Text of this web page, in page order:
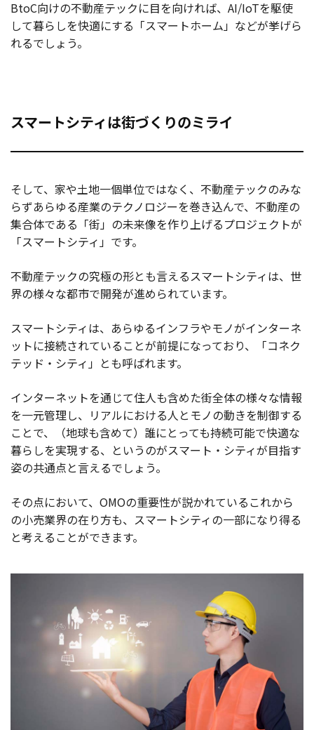
BtoC向けの不動産テックに目を向ければ、AI/IoTを駆使
して暮らしを快適にする「スマートホーム」などが挙げら
れるでしょう。
スマートシティは街づくりのミライ
そして、家や土地一個単位ではなく、不動産テックのみな
らずあらゆる産業のテクノロジーを巻き込んで、不動産の
集合体である「街」の未来像を作り上げるプロジェクトが
「スマートシティ」です。
不動産テックの究極の形とも言えるスマートシティは、世
界の様々な都市で開発が進められています。
スマートシティは、あらゆるインフラやモノがインターネ
ットに接続されていることが前提になっており、「コネク
テッド・シティ」とも呼ばれます。
インターネットを通じて住人も含めた街全体の様々な情報
を一元管理し、リアルにおける人とモノの動きを制御する
ことで、（地球も含めて）誰にとっても持続可能で快適な
暮らしを実現する、というのがスマート・シティが目指す
姿の共通点と言えるでしょう。
その点において、OMOの重要性が説かれているこれから
の小売業界の在り方も、スマートシティの一部になり得る
と考えることができます。